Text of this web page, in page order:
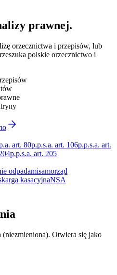
prawnej.
orzecznictwa i przepisów, lub
polskie orzecznictwo i
art. 80p.p.s.a. art. 106p.p.s.a. art.
p.p.s.a. art. 205
odpadamisamorząd
kasacyjnaNSA
Otwiera się jako